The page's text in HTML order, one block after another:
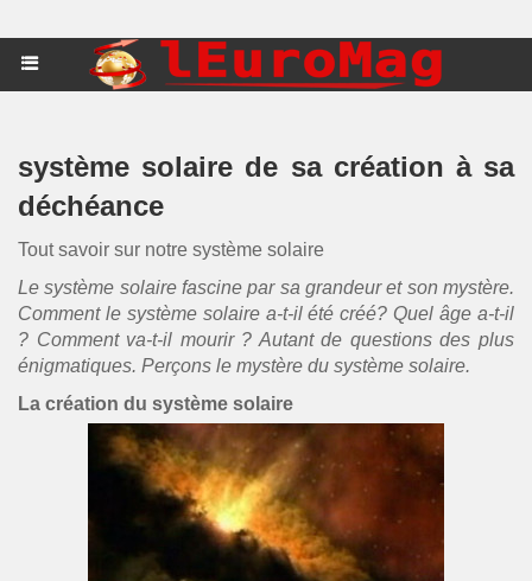
système solaire de sa création à sa
déchéance
Tout savoir sur notre système solaire
Le système solaire fascine par sa grandeur et son mystère.
Comment le système solaire a-t-il été créé? Quel âge a-t-il
? Comment va-t-il mourir ? Autant de questions des plus
énigmatiques. Perçons le mystère du système solaire.
La création du système solaire